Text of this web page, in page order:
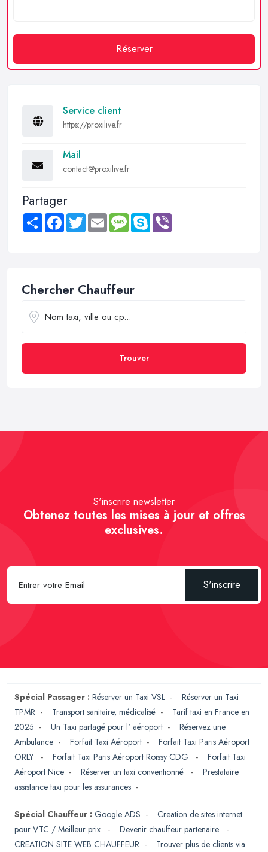
Réserver
Service client
https://proxilive.fr
Mail
contact@proxilive.fr
Partager
Share FacebookTwitter Email MessageSkype
Chercher Chauffeur
Trouver
S'inscrire newsletter
Obtenez toutes les mises à jour et offres
exclusives.
S'inscrire
Spécial Passager : Réserver un Taxi VSL - Réserver un Taxi
TPMR - Transport sanitaire, médicalisé - Tarif taxi en France en
2025 - Un Taxi partagé pour l' aéroport - Réservez une
Ambulance - Forfait Taxi Aéroport - Forfait Taxi Paris Aéroport
ORLY
- Forfait Taxi Paris Aéroport Roissy CDG - Forfait Taxi
Aéroport Nice - Réserver un taxi conventionné - Prestataire
assistance taxi pour les assurances -
Spécial Chauffeur : Google ADS - Creation de sites internet
pour VTC / Meilleur prix
- Devenir chauffeur partenaire
-
CREATION SITE WEB CHAUFFEUR - Trouver plus de clients via